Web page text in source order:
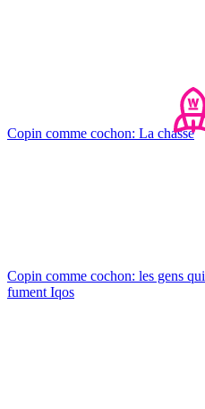
Copin comme cochon: La chasse
Copin comme cochon: les gens qui
fument Iqos